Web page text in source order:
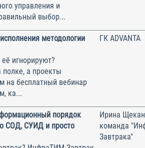
управления и
выбор...
методологии
игнорируют?
а проекты
на бесплатный вебинар
ка...
ГК ADVANTA
порядок
СОД, СУИД и просто
Ирина
команда
Завтрака"